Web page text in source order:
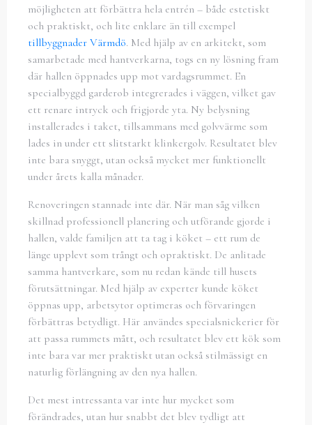
möjligheten att förbättra hela entrén – både estetiskt
och praktiskt, och lite enklare än till exempel
tillbyggnader Värmdö. Med hjälp av en arkitekt, som
samarbetade med hantverkarna, togs en ny lösning fram
där hallen öppnades upp mot vardagsrummet. En
specialbyggd garderob integrerades i väggen, vilket gav
ett renare intryck och frigjorde yta. Ny belysning
installerades i taket, tillsammans med golvvärme som
lades in under ett slitstarkt klinkergolv. Resultatet blev
inte bara snyggt, utan också mycket mer funktionellt
under årets kalla månader.
Renoveringen stannade inte där. När man såg vilken
skillnad professionell planering och utförande gjorde i
hallen, valde familjen att ta tag i köket – ett rum de
länge upplevt som trångt och opraktiskt. De anlitade
samma hantverkare, som nu redan kände till husets
förutsättningar. Med hjälp av experter kunde köket
öppnas upp, arbetsytor optimeras och förvaringen
förbättras betydligt. Här användes specialsnickerier för
att passa rummets mått, och resultatet blev ett kök som
inte bara var mer praktiskt utan också stilmässigt en
naturlig förlängning av den nya hallen.
Det mest intressanta var inte hur mycket som
förändrades, utan hur snabbt det blev tydligt att